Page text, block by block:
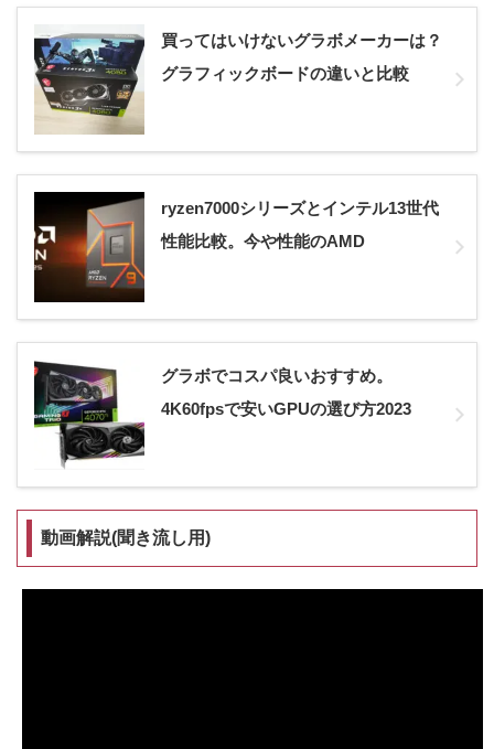
買ってはいけないグラボメーカーは？
グラフィックボードの違いと比較
ryzen7000シリーズとインテル13世代
性能比較。今や性能のAMD
グラボでコスパ良いおすすめ。
4K60fpsで安いGPUの選び方2023
動画解説(聞き流し用)